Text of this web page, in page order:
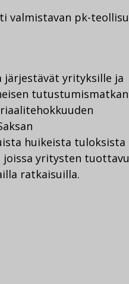
valmistavan pk-
järjestävät yrityksille ja
huikeista tuloksista
joissa yritysten
ratkaisuilla.